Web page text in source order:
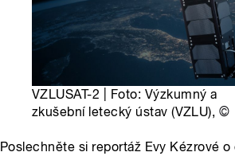
VZLUSAT-2 | Foto: Výzkumný a
zkušební letecký ústav (VZLU), ©
Poslechněte si reportáž Evy Kézrové